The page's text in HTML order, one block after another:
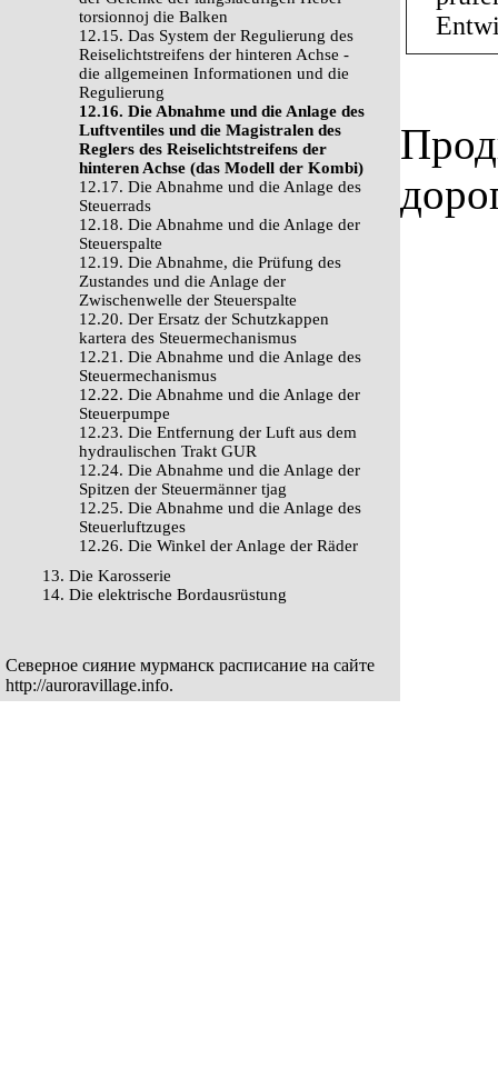
torsionnoj die Balken
12.15. Das System der Regulierung des
Reiselichtstreifens der hinteren Achse -
die allgemeinen Informationen und die
Regulierung
12.16. Die Abnahme und die Anlage des
Luftventiles und die Magistralen des
Reglers des Reiselichtstreifens der
hinteren Achse (das Modell der Kombi)
12.17. Die Abnahme und die Anlage des
Steuerrads
12.18. Die Abnahme und die Anlage der
Steuerspalte
12.19. Die Abnahme, die Prüfung des
Zustandes und die Anlage der
Zwischenwelle der Steuerspalte
12.20. Der Ersatz der Schutzkappen
kartera des Steuermechanismus
12.21. Die Abnahme und die Anlage des
Steuermechanismus
12.22. Die Abnahme und die Anlage der
Steuerpumpe
12.23. Die Entfernung der Luft aus dem
hydraulischen Trakt GUR
12.24. Die Abnahme und die Anlage der
Spitzen der Steuermänner tjag
12.25. Die Abnahme und die Anlage des
Steuerluftzuges
12.26. Die Winkel der Anlage der Räder
13. Die Karosserie
14. Die elektrische Bordausrüstung
Северное сияние мурманск расписание на сайте
http://auroravillage.info.